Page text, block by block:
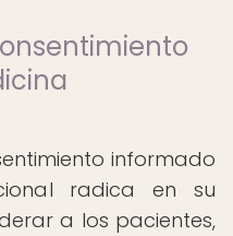
informado
radica en su
a los pacientes,